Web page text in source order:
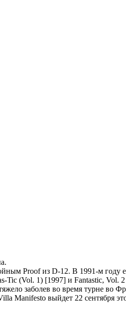
Proof из D-12. В 1991-м году
(Vol. 1) [1997] и Fantastic,
заболев во время турне во
Manifesto выйдет 22 сентября